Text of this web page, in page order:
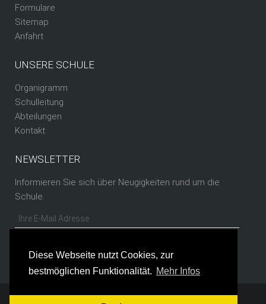
Diese Webseite nutzt Cookies, zur
bestmöglichen Funktionalität. Mehr Infos
Formulare
Sitemap
Anfahrt
UNSERE SCHULE
Organigramm
Schulleitung
Abteilungen
Kontakt
NEWSLETTER
Informieren Sie sich über Neugigkeiten rund um die
Schule.